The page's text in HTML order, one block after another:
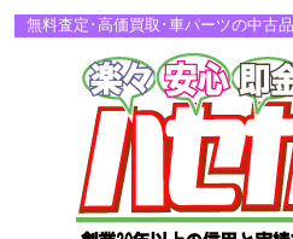
無料査定･高価買取･車パーツの中古